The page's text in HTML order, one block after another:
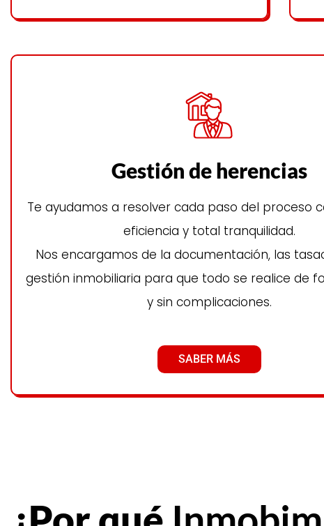
Gestión de herencias
Te ayudamos a resolver cada paso del proceso
eficiencia y total tranquilidad.
Nos encargamos de la documentación, las
gestión inmobiliaria para que todo se realice de
y sin complicaciones.
SABER MÁS